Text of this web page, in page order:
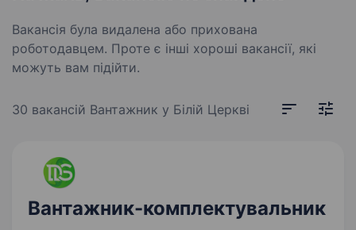
Вакансія була видалена або прихована
роботодавцем. Проте є інші хороші вакансії, які
можуть вам підійти.
30 вакансій Вантажник у Білій Церкві
Вантажник-комплектувальник